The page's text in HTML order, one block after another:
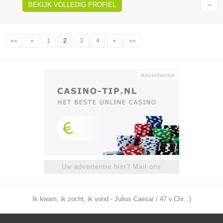
BEKIJK VOLLEDIG PROFIEL
«« « 1 2 3 4 » »»
Uw advertentie hier? Mail ons
Ik kwam, ik zocht, ik vond - Julius Caesar / 47 v.Chr. ;)